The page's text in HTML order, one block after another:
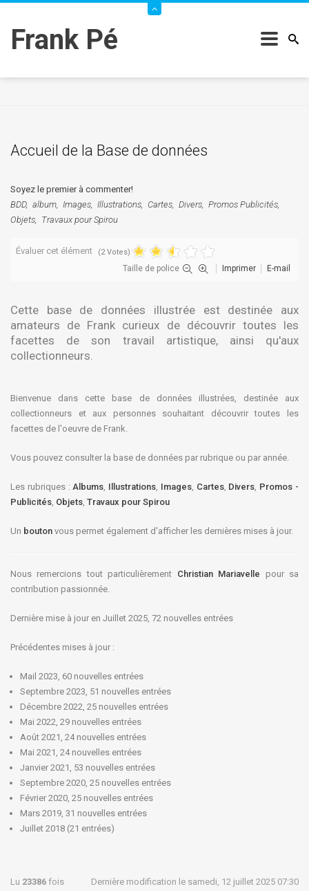
Frank Pé
Accueil de la Base de données
Soyez le premier à commenter!
BDD album Images Illustrations Cartes Divers Promos Publicités
Objets
Travaux pour Spirou
Évaluer cet élément (2 Votes)
Taille de police Imprimer E-mail
Cette base de données illustrée est destinée aux
amateurs de Frank curieux de découvrir toutes les
facettes de son travail artistique, ainsi qu'aux
collectionneurs.
Bienvenue dans cette base de données illustrées, destinée aux
collectionneurs et aux personnes souhaitant découvrir toutes les
facettes de l'oeuvre de Frank.
Vous pouvez consulter la base de données par rubrique ou par année.
Les rubriques :Albums, Illustrations, Images, Cartes, Divers, Promos -
Publicités, Objets, Travaux pour Spirou
Un bouton vous permet également d'afficher les dernières mises à jour.
Nous remercions tout particulièrement Christian Mariavelle pour sa
contribution passionnée.
Dernière mise à jour en Juillet 2025, 72 nouvelles entrées
Précédentes mises à jour :
Mail 2023, 60 nouvelles entrées
Septembre 2023, 51 nouvelles entrées
Décembre 2022, 25 nouvelles entrées
Mai 2022, 29 nouvelles entrées
Août 2021, 24 nouvelles entrées
Mai 2021, 24 nouvelles entrées
Janvier 2021, 53 nouvelles entrées
Septembre 2020, 25 nouvelles entrées
Février 2020, 25 nouvelles entrées
Mars 2019, 31 nouvelles entrées
Juillet 2018 (21 entrées)
Lu 23386 fois Dernière modification le samedi, 12 juillet 2025 07:30